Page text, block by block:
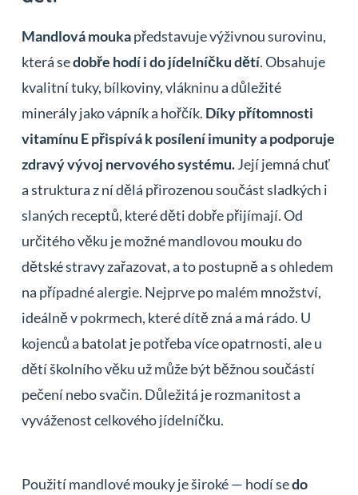
Mandlová moukapředstavuje výživnou surovinu,
která sedobře hodí i do jídelníčku dětí. Obsahuje
kvalitní tuky, bílkoviny, vlákninu a důležité
minerály jako vápník a hořčík. Díky přítomnosti
vitamínu E přispívá k posílení imunity a podporuje
zdravý vývoj nervového systému.Její jemná chuť
a struktura z ní dělá přirozenou součást sladkých i
slaných receptů, které děti dobře přijímají. Od
určitého věku je možné mandlovou mouku do
dětské stravy zařazovat, a to postupně a s ohledem
na případné alergie. Nejprve po malém množství,
ideálně v pokrmech, které dítě zná a má rádo. U
kojenců a batolat je potřeba více opatrnosti, ale u
dětí školního věku už může být běžnou součástí
pečení nebo svačin. Důležitá je rozmanitost a
vyváženost celkového jídelníčku.
Použití mandlové mouky je široké — hodí sedo